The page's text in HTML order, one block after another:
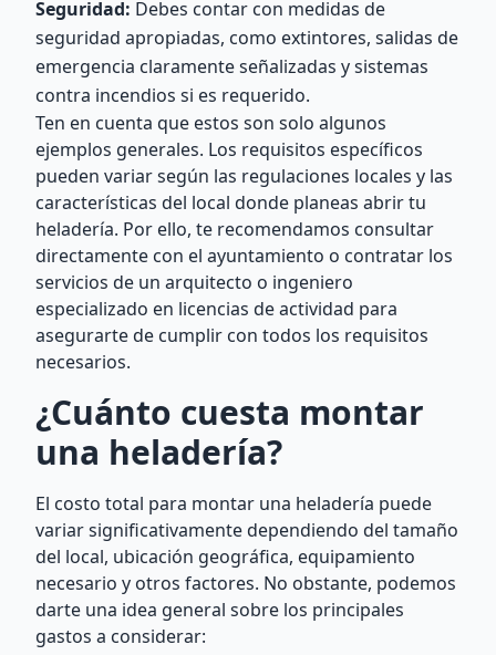
Seguridad: Debes contar con medidas de
seguridad apropiadas, como extintores, salidas de
emergencia claramente señalizadas y sistemas
contra incendios si es requerido.
Ten en cuenta que estos son solo algunos
ejemplos generales. Los requisitos específicos
pueden variar según las regulaciones locales y las
características del local donde planeas abrir tu
heladería. Por ello, te recomendamos consultar
directamente con el ayuntamiento o contratar los
servicios de un arquitecto o ingeniero
especializado en licencias de actividad para
asegurarte de cumplir con todos los requisitos
necesarios.
¿Cuánto cuesta montar
una heladería?
El costo total para montar una heladería puede
variar significativamente dependiendo del tamaño
del local, ubicación geográfica, equipamiento
necesario y otros factores. No obstante, podemos
darte una idea general sobre los principales
gastos a considerar: